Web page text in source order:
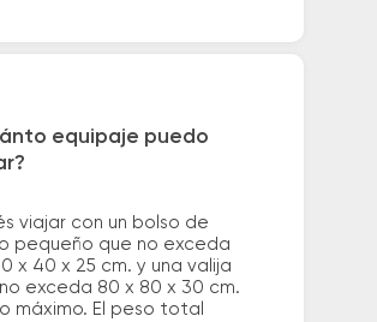
equipaje puedo
viajar con un bolso de
pequeño que no exceda
x 40 x 25 cm. y una valija
exceda 80 x 80 x 30 cm.
máximo. El peso total